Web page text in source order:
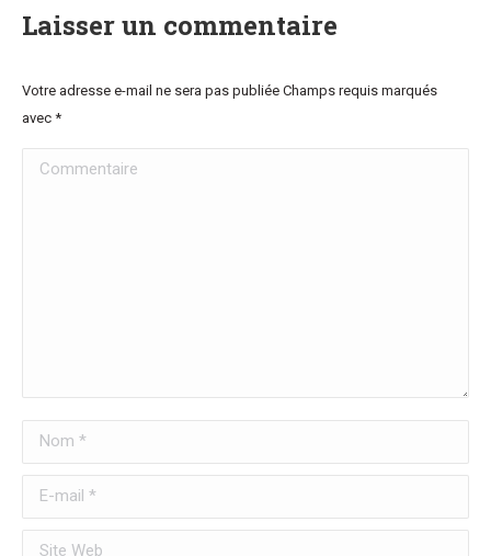
Laisser un commentaire
Votre adresse e-mail ne sera pas publiée Champs requis marqués
avec *
Commentaire
Nom *
E-mail *
Site Web